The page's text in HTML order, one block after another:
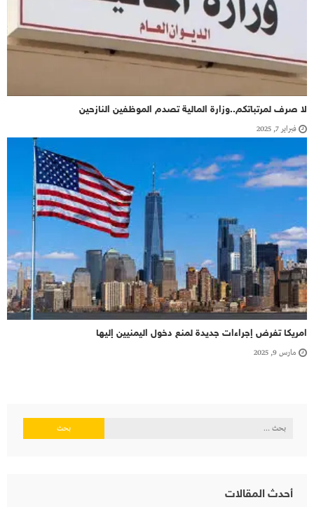
لا صرف لمرتباتكم..وزارة المالية تصدم الموظفين النازحين
فبراير 7, 2025
امريكا تفرض إجراءات جديدة لمنع دخول اليمنيين إليها
مارس 9, 2025
البحث
أحدث المقالات